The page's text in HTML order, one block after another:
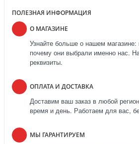
ПОЛЕЗНАЯ ИНФОРМАЦИЯ
О МАГАЗИНЕ
Узнайте больше о нашем
почему они выбрали именно нас.
реквизиты.
ОПЛАТА И ДОСТАВКА
Доставим ваш заказ в любой
время и день. Работаем для вас,
МЫ ГАРАНТИРУЕМ